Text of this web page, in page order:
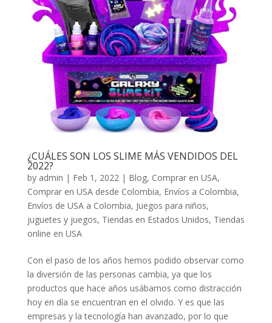
¿CUÁLES SON LOS SLIME MÁS VENDIDOS DEL
2022?
by admin | Feb 1, 2022| Blog, Comprar en USA,
Comprar en USA desde Colombia, Envíos a Colombia,
Envíos de USA a Colombia, Juegos para niños,
juguetes y juegos, Tiendas en Estados Unidos, Tiendas
online en USA
Con el paso de los años hemos podido observar como
la diversión de las personas cambia, ya que los
productos que hace años usábamos como distracción
hoy en día se encuentran en el olvido. Y es que las
empresas y la tecnología han avanzado, por lo que